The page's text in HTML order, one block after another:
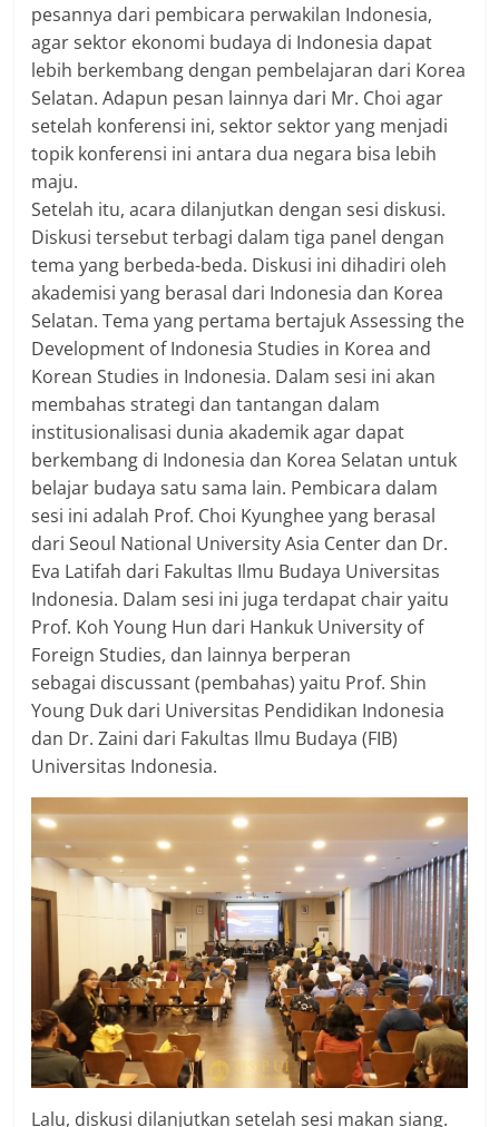
pesannya dari pembicara perwakilan Indonesia,
agar sektor ekonomi budaya di Indonesia dapat
lebih berkembang dengan pembelajaran dari Korea
Selatan. Adapun pesan lainnya dari Mr. Choi agar
setelah konferensi ini, sektor sektor yang menjadi
topik konferensi ini antara dua negara bisa lebih
maju.
Setelah itu, acara dilanjutkan dengan sesi diskusi.
Diskusi tersebut terbagi dalam tiga panel dengan
tema yang berbeda-beda. Diskusi ini dihadiri oleh
akademisi yang berasal dari Indonesia dan Korea
Selatan. Tema yang pertama bertajuk Assessing the
Development of Indonesia Studies in Korea and
Korean Studies in Indonesia. Dalam sesi ini akan
membahas strategi dan tantangan dalam
institusionalisasi dunia akademik agar dapat
berkembang di Indonesia dan Korea Selatan untuk
belajar budaya satu sama lain. Pembicara dalam
sesi ini adalah Prof. Choi Kyunghee yang berasal
dari Seoul National University Asia Center dan Dr.
Eva Latifah dari Fakultas Ilmu Budaya Universitas
Indonesia. Dalam sesi ini juga terdapat chair yaitu
Prof. Koh Young Hun dari Hankuk University of
Foreign Studies, dan lainnya berperan
sebagai discussant (pembahas) yaitu Prof. Shin
Young Duk dari Universitas Pendidikan Indonesia
dan Dr. Zaini dari Fakultas Ilmu Budaya (FIB)
Universitas Indonesia.
Lalu, diskusi dilanjutkan setelah sesi makan siang.